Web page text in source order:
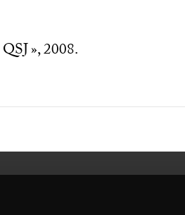
QSJ», 2008.